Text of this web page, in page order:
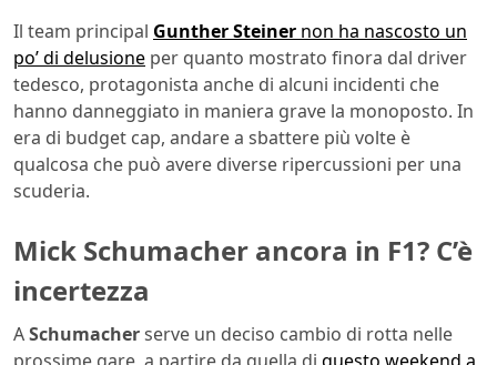
Il team principal Gunther Steiner non ha nascosto un
po’ di delusione per quanto mostrato finora dal driver
tedesco, protagonista anche di alcuni incidenti che
hanno danneggiato in maniera grave la monoposto. In
era di budget cap, andare a sbattere più volte è
qualcosa che può avere diverse ripercussioni per una
scuderia.
Mick Schumacher ancora in F1? C’è
incertezza
ASchumacherserve un deciso cambio di rotta nelle